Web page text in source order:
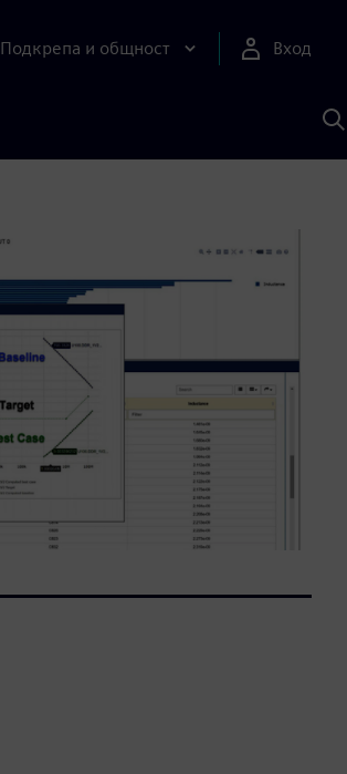
Подкрепа и общност Вход
с